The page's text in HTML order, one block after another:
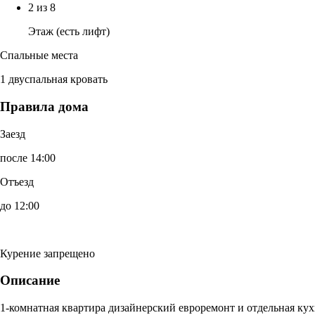
2 из 8
Этаж (есть лифт)
Спальные места
1 двуспальная кровать
Правила дома
Заезд
после 14:00
Отъезд
до 12:00
Курение запрещено
Описание
1-комнатная квартира дизайнерский евроремонт и отдельная